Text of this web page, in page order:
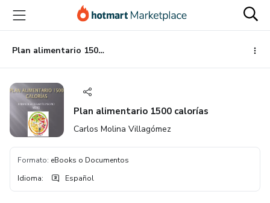
principal
página
de
página
Plan alimentario 1500 calorías
Plan alimentario 1500 calorías
Carlos Molina Villagómez
Formato: eBooks o Documentos
Idioma: Español